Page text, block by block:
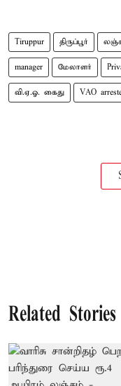
Tiruppur திருப்பூர்
manager மேலாளர்
வி.ஏ.ஓ. கைது VAO
Related Stories